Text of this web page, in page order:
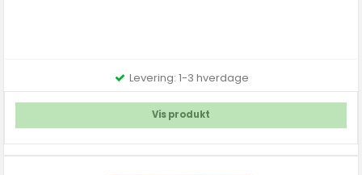
Levering: 1-3 hverdage
Vis produkt